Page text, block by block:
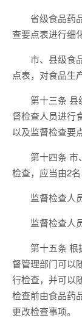
省级食品药品
查要点表进行细
市、县级食品
点表，对食品生
第十三条 县
督检查人员进行
以及监督检查要
第十四条 市
检查，应当由2
监督检查人员
监督检查人员
第十五条 根
督管理部门可以
行检查，并可以
检查前由食品药
更改检查事项。